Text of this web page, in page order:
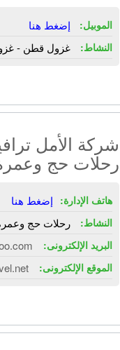
الموبيل: إضغط هنا
النشاط: غزول قطن -
شركة الأمل
رحلات حج
هاتف الإدارة: إضغط هنا
النشاط: رحلات حج
البريد الإلكترونى:
الموقع الإلكترونى: